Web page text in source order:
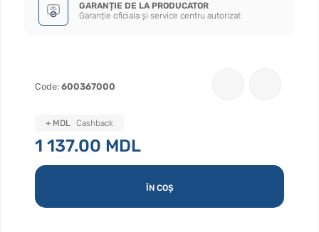
GARANȚIE DE LA PRODUCATOR
Garanție oficiala și service centru autorizat
Code: 600367000
1 137.00 MDL
ÎN COȘ
+ MDL Cashback